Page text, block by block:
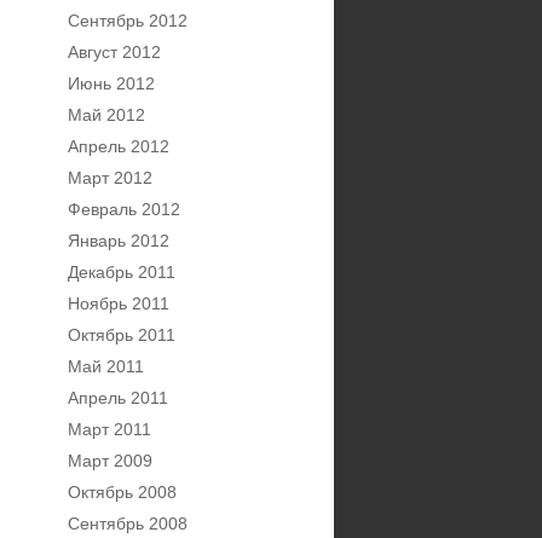
Сентябрь 2012
Август 2012
Июнь 2012
Май 2012
Апрель 2012
Март 2012
Февраль 2012
Январь 2012
Декабрь 2011
Ноябрь 2011
Октябрь 2011
Май 2011
Апрель 2011
Март 2011
Март 2009
Октябрь 2008
Сентябрь 2008